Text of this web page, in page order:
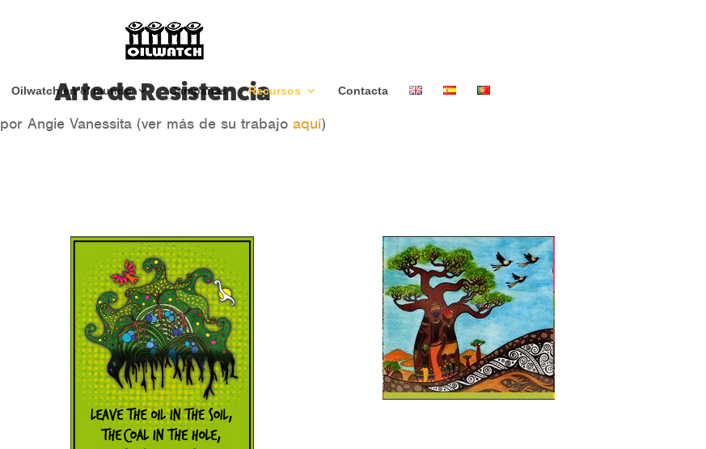
Oilwatch en el mundo Campañas Recursos Contacta
Arte de Resistencia
por Angie Vanessita (ver más de su trabajo aquí)